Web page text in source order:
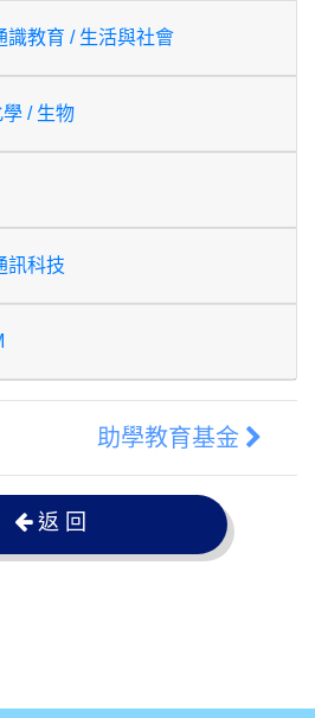
識教育 / 生活與社會
/ 生物
訊科技
助學教育基金
返 回